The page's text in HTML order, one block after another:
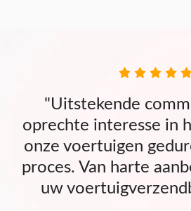
"Uitstekende
oprechte interesse in
onze voertuigen
proces. Van harte
uw